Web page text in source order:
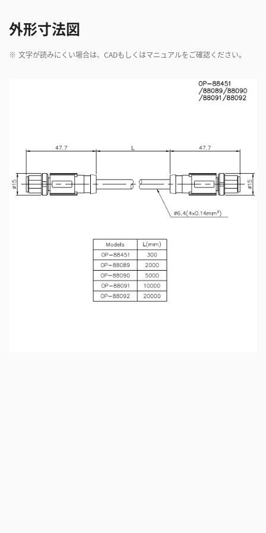
外形寸法図
※ 文字が読みにくい場合は、CADもしくはマニュアルをご確認ください。